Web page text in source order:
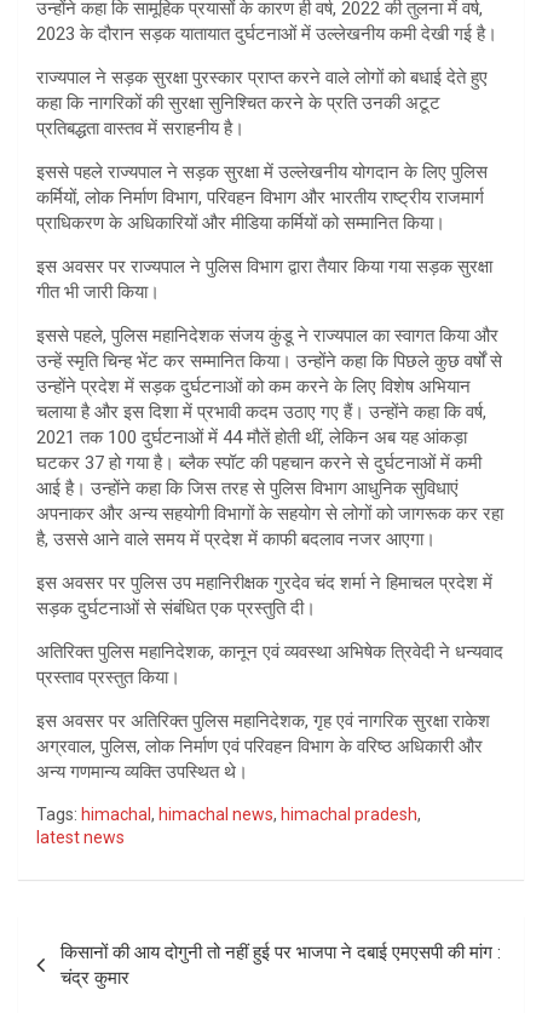
उन्होंने कहा कि सामूहिक प्रयासों के कारण ही वर्ष, 2022 की तुलना में वर्ष,
2023 के दौरान सड़क यातायात दुर्घटनाओं में उल्लेखनीय कमी देखी गई है।
राज्यपाल ने सड़क सुरक्षा पुरस्कार प्राप्त करने वाले लोगों को बधाई देते हुए
कहा कि नागरिकों की सुरक्षा सुनिश्चित करने के प्रति उनकी अटूट
प्रतिबद्धता वास्तव में सराहनीय है।
इससे पहले राज्यपाल ने सड़क सुरक्षा में उल्लेखनीय योगदान के लिए पुलिस
कर्मियों, लोक निर्माण विभाग, परिवहन विभाग और भारतीय राष्ट्रीय राजमार्ग
प्राधिकरण के अधिकारियों और मीडिया कर्मियों को सम्मानित किया।
इस अवसर पर राज्यपाल ने पुलिस विभाग द्वारा तैयार किया गया सड़क सुरक्षा
गीत भी जारी किया।
इससे पहले, पुलिस महानिदेशक संजय कुंडू ने राज्यपाल का स्वागत किया और
उन्हें स्मृति चिन्ह भेंट कर सम्मानित किया। उन्होंने कहा कि पिछले कुछ वर्षों से
उन्होंने प्रदेश में सड़क दुर्घटनाओं को कम करने के लिए विशेष अभियान
चलाया है और इस दिशा में प्रभावी कदम उठाए गए हैं। उन्होंने कहा कि वर्ष,
2021 तक 100 दुर्घटनाओं में 44 मौतें होती थीं, लेकिन अब यह आंकड़ा
घटकर 37 हो गया है। ब्लैक स्पॉट की पहचान करने से दुर्घटनाओं में कमी
आई है। उन्होंने कहा कि जिस तरह से पुलिस विभाग आधुनिक सुविधाएं
अपनाकर और अन्य सहयोगी विभागों के सहयोग से लोगों को जागरूक कर रहा
है, उससे आने वाले समय में प्रदेश में काफी बदलाव नजर आएगा।
इस अवसर पर पुलिस उप महानिरीक्षक गुरदेव चंद शर्मा ने हिमाचल प्रदेश में
सड़क दुर्घटनाओं से संबंधित एक प्रस्तुति दी।
अतिरिक्त पुलिस महानिदेशक, कानून एवं व्यवस्था अभिषेक त्रिवेदी ने धन्यवाद
प्रस्ताव प्रस्तुत किया।
इस अवसर पर अतिरिक्त पुलिस महानिदेशक, गृह एवं नागरिक सुरक्षा राकेश
अग्रवाल, पुलिस, लोक निर्माण एवं परिवहन विभाग के वरिष्ठ अधिकारी और
अन्य गणमान्य व्यक्ति उपस्थित थे।
Tags: himachal , himachal news, himachal pradesh,
latest news
Post
navigation
किसानों की आय दोगुनी तो नहीं हुई पर भाजपा ने दबाई एमएसपी की मांग :
चंद्र कुमार